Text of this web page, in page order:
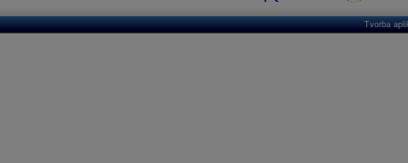
Tvorba